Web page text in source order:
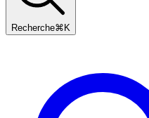
Recherche⌘ K